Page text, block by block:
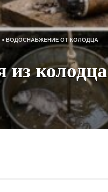
» ВОДОСНАБЖЕНИЕ ОТ КОЛОДЦА
из колодца